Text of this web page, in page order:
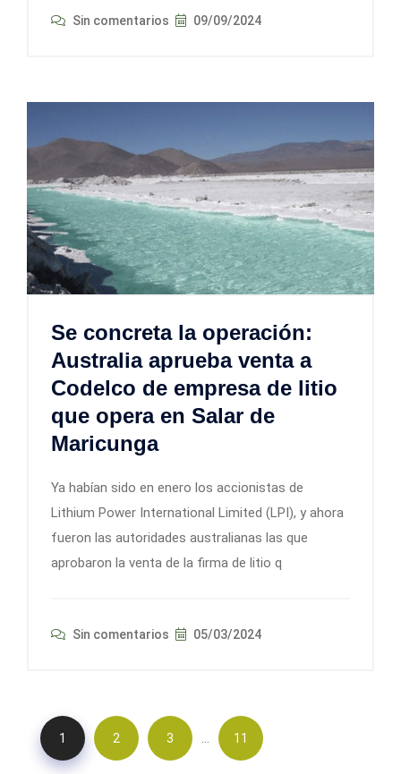
Sin comentarios 09/09/2024
Se concreta la operación:
Australia aprueba venta a
Codelco de empresa de litio
que opera en Salar de
Maricunga
Ya habían sido en enero los accionistas de
Lithium Power International Limited (LPI), y ahora
fueron las autoridades australianas las que
aprobaron la venta de la firma de litio q
Sin comentarios 05/03/2024
1 2 3 … 11